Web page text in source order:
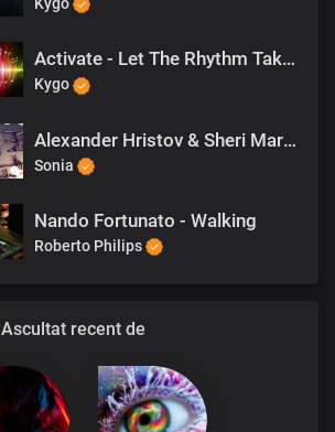
Activate - Let The Rhythm Take Control
Kygo
Alexander Hristov & Sheri Marshel - You
Sonia
Nando Fortunato - Walking
Roberto Philips
Ascultat recent de